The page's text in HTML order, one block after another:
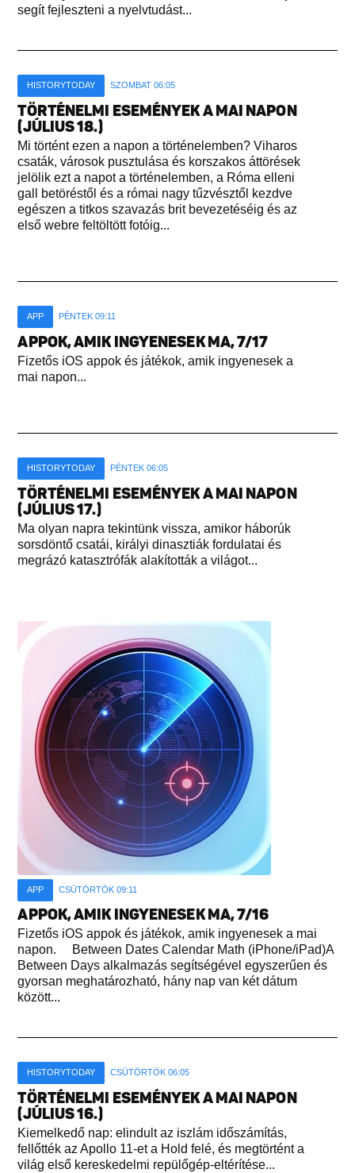
segít fejleszteni a nyelvtudást...
HISTORYTODAY SZOMBAT 06:05
TÖRTÉNELMI ESEMÉNYEK A MAI NAPON
(JÚLIUS 18.)
Mi történt ezen a napon a történelemben? Viharos
csaták, városok pusztulása és korszakos áttörések
jelölik ezt a napot a történelemben, a Róma elleni
gall betöréstől és a római nagy tűzvésztől kezdve
egészen a titkos szavazás brit bevezetéséig és az
első webre feltöltött fotóig...
APP PÉNTEK 09:11
APPOK, AMIK INGYENESEK MA, 7/17
Fizetős iOS appok és játékok, amik ingyenesek a
mai napon...
HISTORYTODAY PÉNTEK 06:05
TÖRTÉNELMI ESEMÉNYEK A MAI NAPON
(JÚLIUS 17.)
Ma olyan napra tekintünk vissza, amikor háborúk
sorsdöntő csatái, királyi dinasztiák fordulatai és
megrázó katasztrófák alakították a világot...
APP CSÜTÖRTÖK 09:11
APPOK, AMIK INGYENESEK MA, 7/16
Fizetős iOS appok és játékok, amik ingyenesek a mai
napon. Between Dates Calendar Math (iPhone/iPad)A
Between Days alkalmazás segítségével egyszerűen és
gyorsan meghatározható, hány nap van két dátum
között...
HISTORYTODAY CSÜTÖRTÖK 06:05
TÖRTÉNELMI ESEMÉNYEK A MAI NAPON
(JÚLIUS 16.)
Kiemelkedő nap: elindult az iszlám időszámítás,
fellőtték az Apollo 11-et a Hold felé, és megtörtént a
világ első kereskedelmi repülőgép-eltérítése...